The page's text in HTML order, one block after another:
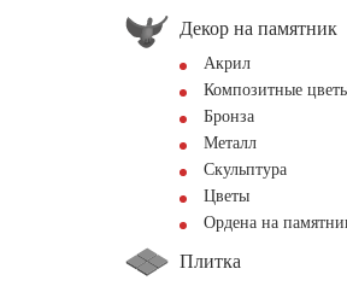
Декор на памятник
Акрил
Композитные
Бронза
Металл
Скульптура
Цветы
Ордена на
Плитка